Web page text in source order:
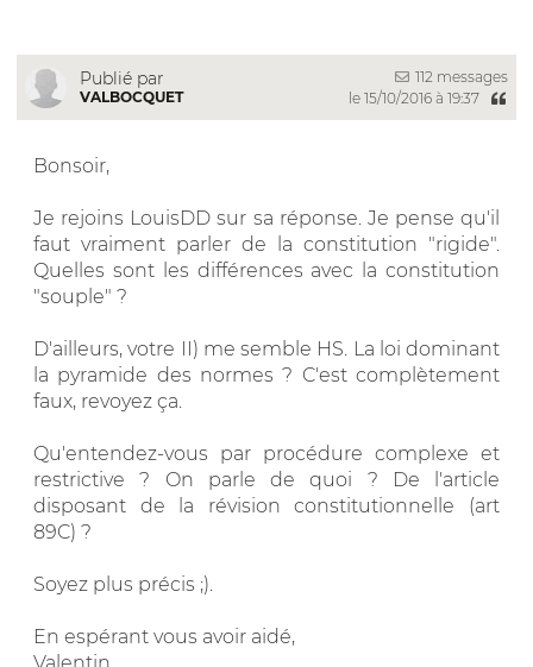
Publié par
VALBOCQUET
112 messages
le 15/10/2016 à 19:37
Bonsoir,
Je rejoins LouisDD sur sa réponse. Je pense qu'il
faut vraiment parler de la constitution "rigide".
Quelles sont les différences avec la constitution
"souple" ?
D'ailleurs, votre II) me semble HS. La loi dominant
la pyramide des normes ? C'est complètement
faux, revoyez ça.
Qu'entendez-vous par procédure complexe et
restrictive ? On parle de quoi ? De l'article
disposant de la révision constitutionnelle (art
89C) ?
Soyez plus précis ;).
En espérant vous avoir aidé,
Valentin